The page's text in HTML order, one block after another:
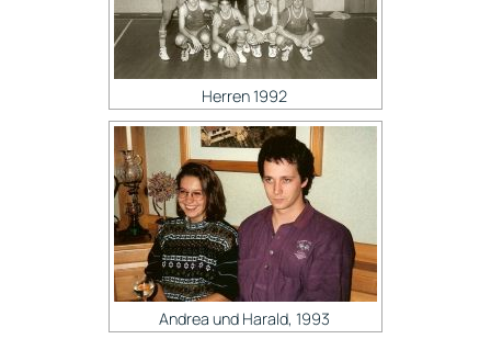
Herren 1992
Andrea und Harald, 1993